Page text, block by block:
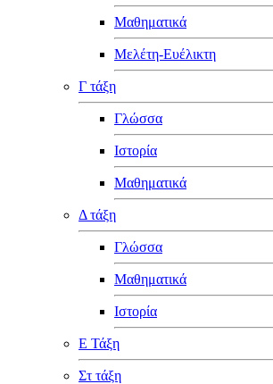
Μαθηματικά
Μελέτη-Ευέλικτη
Γ τάξη
Γλώσσα
Ιστορία
Μαθηματικά
Δ τάξη
Γλώσσα
Μαθηματικά
Ιστορία
Ε Τάξη
Στ τάξη